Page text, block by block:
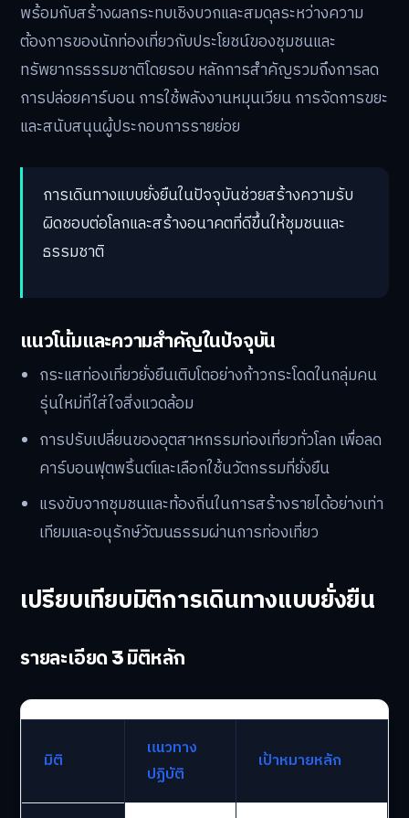
พร้อมกับสร้างผลกระทบเชิงบวกและสมดุลระหว่างความ
ต้องการของนักท่องเที่ยวกับประโยชน์ของชุมชนและ
ทรัพยากรธรรมชาติโดยรอบ หลักการสำคัญรวมถึงการลด
การปล่อยคาร์บอน การใช้พลังงานหมุนเวียน การจัดการขยะ
และสนับสนุนผู้ประกอบการรายย่อย
การเดินทางแบบยั่งยืนในปัจจุบันช่วยสร้างความรับ
ผิดชอบต่อโลกและสร้างอนาคตที่ดีขึ้นให้ชุมชนและ
ธรรมชาติ
แนวโน้มและความสำคัญในปัจจุบัน
กระแสท่องเที่ยวยั่งยืนเติบโตอย่างก้าวกระโดดในกลุ่มคน
รุ่นใหม่ที่ใส่ใจสิ่งแวดล้อม
การปรับเปลี่ยนของอุตสาหกรรมท่องเที่ยวทั่วโลก เพื่อลด
คาร์บอนฟุตพริ้นต์และเลือกใช้นวัตกรรมที่ยั่งยืน
แรงขับจากชุมชนและท้องถิ่นในการสร้างรายได้อย่างเท่า
เทียมและอนุรักษ์วัฒนธรรมผ่านการท่องเที่ยว
เปรียบเทียบมิติการเดินทางแบบยั่งยืน
รายละเอียด 3 มิติหลัก
มิติ
แนวทาง
ปฏิบัติ
เป้าหมายหลัก